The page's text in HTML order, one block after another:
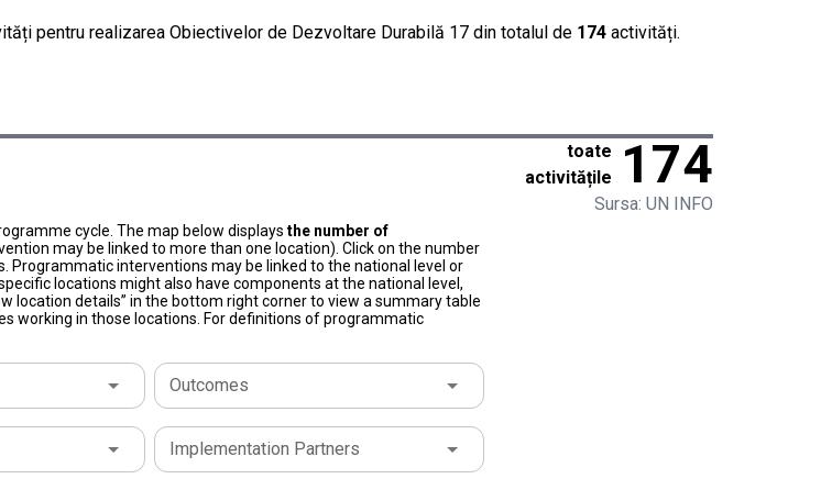
pentru realizarea Obiectivelor de Dezvoltare Durabilă 17 din totalul de 174 activități.
toate
activitățile
174
Sursa: UN INFO
cycle. The map below displays the number of
may be linked to more than one location). Click on the number
interventions may be linked to the national level or
locations might also have components at the national level,
location details” in the bottom right corner to view a summary table
working in those locations. For definitions of programmatic
Outcomes
Implementation Partners